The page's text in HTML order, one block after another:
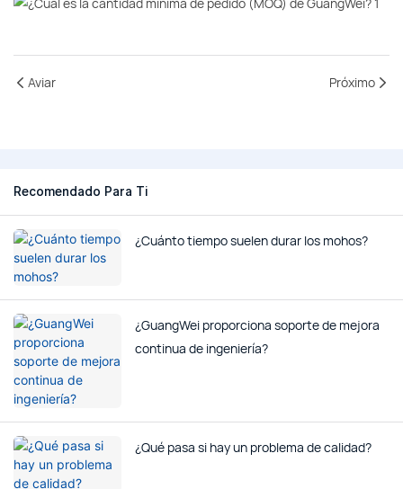
Aviar Próximo
Recomendado Para Ti
¿Cuánto tiempo suelen durar los mohos?
¿GuangWei proporciona soporte de mejora
continua de ingeniería?
¿Qué pasa si hay un problema de calidad?